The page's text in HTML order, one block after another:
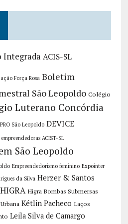
Integrada ACIS-SL
Força Rosa Boletim
São Leopoldo Colégio
Luterano Concórdia
São Leopoldo DEVICE
empreendedoras ACIST-SL
São Leopoldo
Empreendedorismo feminino Expointer
da Silva Herzer & Santos
HIGRA Higra Bombas Submersas
Kétlin Pacheco Laços
Leila Silva de Camargo